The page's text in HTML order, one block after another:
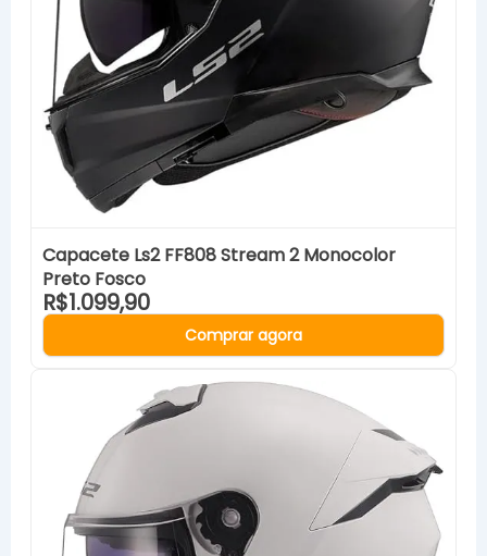
Capacete Ls2 FF808 Stream 2 Monocolor
Preto Fosco
R$1.099,90
Comprar agora